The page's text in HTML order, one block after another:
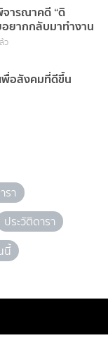
ารณาคดี “ดิ
ยากกลับมาทำงาน
ว
พื่อสังคมที่ดีขึ้น
รา
ประวัติดารา
นี้